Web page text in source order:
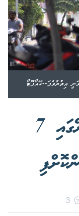
އިތުރުވެފަ--ކޭއޯފޮޓޯ
ކުޅުދުއްފުށީގައި މިމަސްތެރޭގައި 7
3